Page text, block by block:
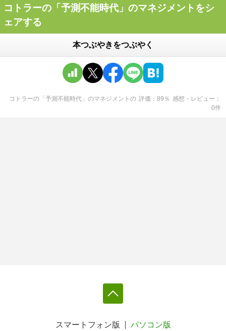
コトラーの「予測不能時代」のマネジメントをシ
ェアする
本つぶやきをつぶやく
コトラーの「予測不能時代」のマネジメント の 評価 89 ％ 感想・レビュー
0件
スマートフォン版 パソコン版